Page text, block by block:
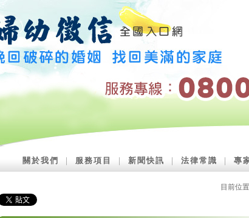
關於我們 服務項目 新聞快訊 法律常識 專
目前位